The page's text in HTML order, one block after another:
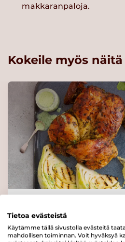
makkaranpaloja.
Kokeile myös
Tietoa evästeistä
Käytämme tällä sivustolla evästeitä
mahdollisen toiminnan. Voit hyväksyä